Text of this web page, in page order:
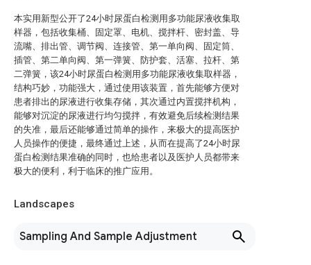
本实用新型公开了24小时尿蛋白检测用多功能尿液收集取
样器，包括收集桶、固定罩、电机、搅拌杆、密封盖、导
流嘴、排出管、调节阀、连接管、第一单向阀、固定筒、
插管、第二单向阀、第一弹簧、防护套、活塞、拉杆、第
二弹簧，该24小时尿蛋白检测用多功能尿液收集取样器，
结构巧妙，功能强大，通过使用该装置，首先能够方便对
患者排出的尿液进行收集存储，其次通过内置搅拌机构，
能够对沉淀的尿液进行均匀搅拌，有效避免后续检测结果
的失准，最后还能够通过简单的操作，来极大的提高医护
人员操作的便捷，最终通过上述，从而在提高了24小时尿
蛋白检测结果准确的同时，也给患者以及医护人员都带来
极大的便利，利于临床的推广应用。
Landscapes
Sampling And Sample Adjustment